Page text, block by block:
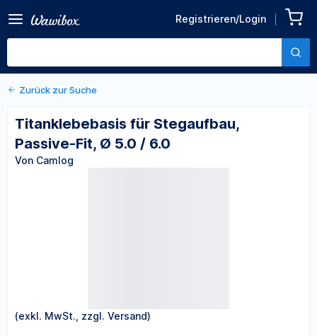
Registrieren/Login
Stegaufbau, Passive-Fit, Ø
5.0 / 6.0
Von Camlog
Zurück zu den Produktdetails
Zurück zur Suche
Titanklebebasis für Stegaufbau,
Passive-Fit, Ø 5.0 / 6.0
Von Camlog
(exkl. MwSt., zzgl. Versand)